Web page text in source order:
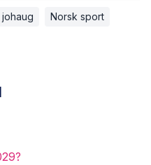
Norsk sport